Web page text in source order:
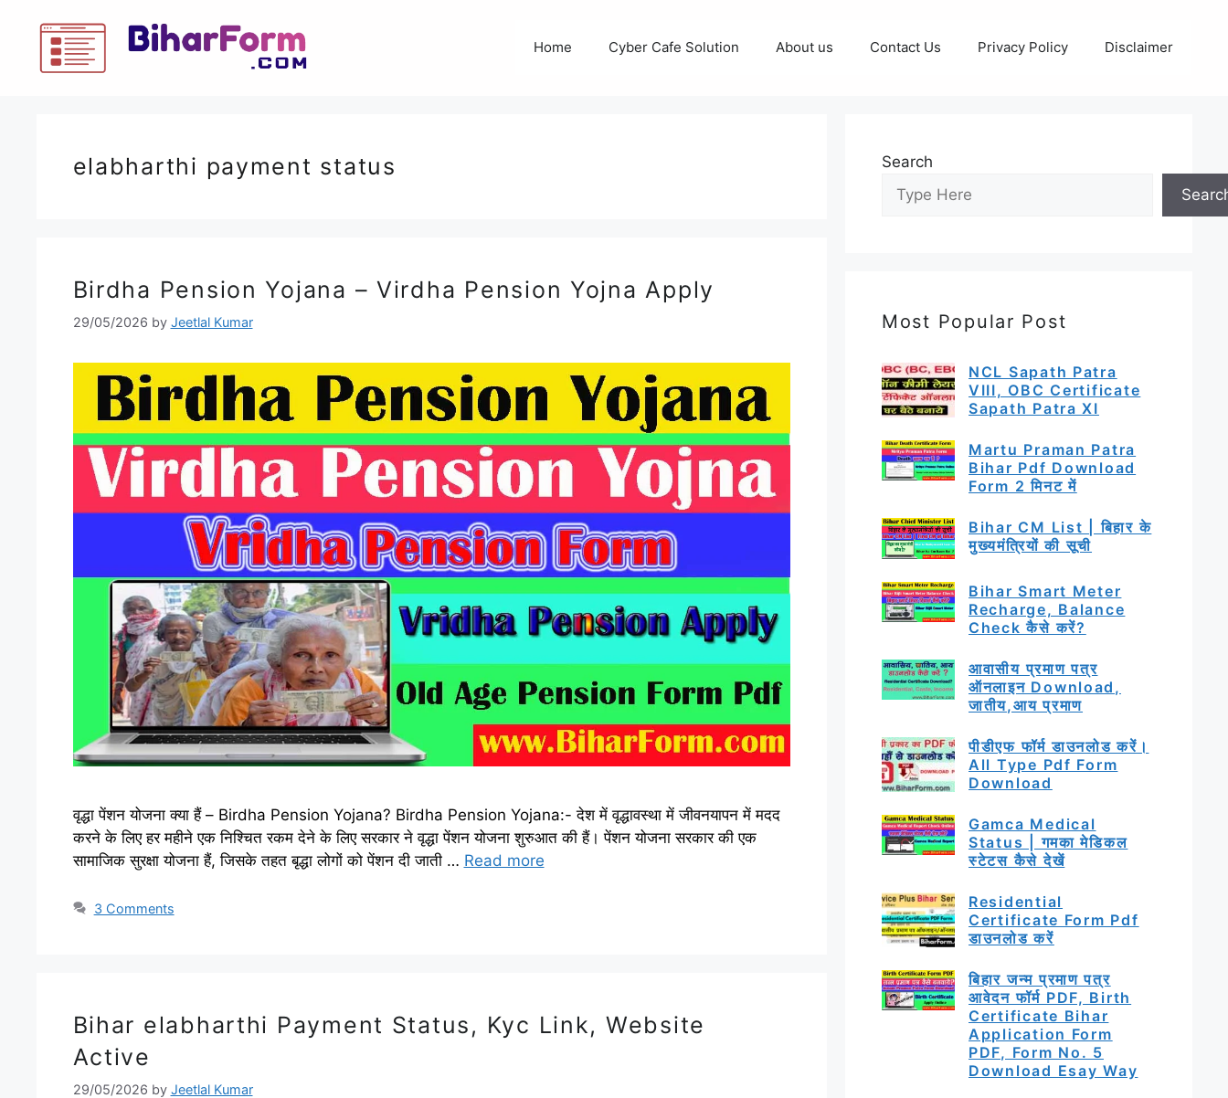
Home Cyber Cafe Solution About us Contact Us Privacy Policy Disclaimer
elabharthi payment status
Birdha Pension Yojana – Virdha Pension Yojna Apply
29/05/2026 by Jeetlal Kumar
वृद्धा पेंशन योजना क्या हैं – Birdha Pension Yojana? Birdha Pension Yojana:- देश में वृद्धावस्था में जीवनयापन में मदद
करने के लिए हर महीने एक निश्चित रकम देने के लिए सरकार ने वृद्धा पेंशन योजना शुरुआत की हैं। पेंशन योजना सरकार की एक
सामाजिक सुरक्षा योजना हैं, जिसके तहत बृद्धा लोगों को पेंशन दी जाती … Read more
3 Comments
Bihar elabharthi Payment Status, Kyc Link, Website
Active
29/05/2026 by Jeetlal Kumar
Search
Most Popular Post
NCL Sapath Patra
VIII, OBC Certificate
Sapath Patra XI
Martu Praman Patra
Bihar Pdf Download
Form 2 मिनट में
Bihar CM List | बिहार के
मुख्यमंत्रियों की सूची
Bihar Smart Meter
Recharge, Balance
Check कैसे करें?
आवासीय प्रमाण पत्र
ऑनलाइन Download,
जातीय,आय प्रमाण
पीडीएफ फॉर्म डाउनलोड करें।
All Type Pdf Form
Download
Gamca Medical
Status | गमका मेडिकल
स्टेटस कैसे देखें
Residential
Certificate Form Pdf
डाउनलोड करें
बिहार जन्म प्रमाण पत्र
आवेदन फॉर्म PDF, Birth
Certificate Bihar
Application Form
PDF, Form No. 5
Download Esay Way